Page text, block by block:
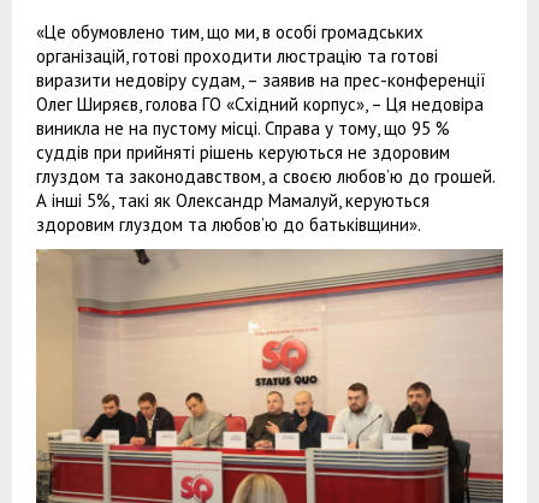
«Це обумовлено тим, що ми, в особі громадських
організацій, готові проходити люстрацію та готові
виразити недовіру судам, – заявив на прес-конференції
Олег Ширяєв, голова ГО «Східний корпус», – Ця недовіра
виникла не на пустому місці. Справа у тому, що 95 %
суддів при прийняті рішень керуються не здоровим
глуздом та законодавством, а своєю любов’ю до грошей.
А інші 5%, такі як Олександр Мамалуй, керуються
здоровим глуздом та любов’ю до батьківщини».